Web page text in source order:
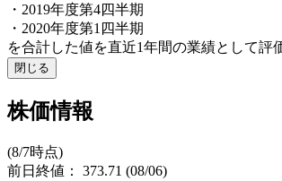
・2019年度第4四半期
・2020年度第1四半期
を合計した値を直近1年間の業績として評
閉じる
株価情報
(8/7時点)
前日終値： 373.71 (08/06)